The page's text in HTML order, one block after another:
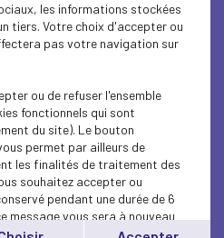
les informations stockées
tiers. Votre choix d'accepter ou
pas votre navigation sur
ou de refuser l'ensemble
fonctionnels qui sont
du site). Le bouton
permet par ailleurs de
les finalités de traitement des
souhaitez accepter ou
pendant une durée de 6
message vous sera à nouveau